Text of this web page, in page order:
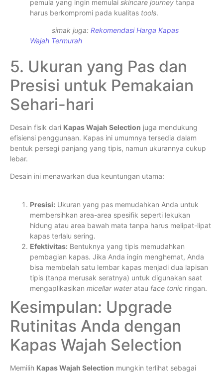
pemula yang ingin memulai skincare journey tanpa
harus berkompromi pada kualitas tools.
simak juga: Rekomendasi Harga Kapas
Wajah Termurah
5. Ukuran yang Pas dan
Presisi untuk Pemakaian
Sehari-hari
Desain fisik dari Kapas Wajah Selection juga mendukung
efisiensi penggunaan. Kapas ini umumnya tersedia dalam
bentuk persegi panjang yang tipis, namun ukurannya cukup
lebar.
Desain ini menawarkan dua keuntungan utama:
Presisi: Ukuran yang pas memudahkan Anda untuk
membersihkan area-area spesifik seperti lekukan
hidung atau area bawah mata tanpa harus melipat-lipat
kapas terlalu sering.
Efektivitas: Bentuknya yang tipis memudahkan
pembagian kapas. Jika Anda ingin menghemat, Anda
bisa membelah satu lembar kapas menjadi dua lapisan
tipis (tanpa merusak seratnya) untuk digunakan saat
mengaplikasikan micellar wateratau face tonic ringan.
Kesimpulan: Upgrade
Rutinitas Anda dengan
Kapas Wajah Selection
Memilih Kapas Wajah Selection mungkin terlihat sebagai